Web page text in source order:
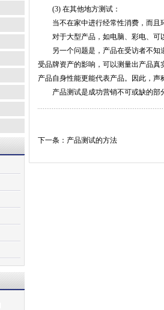
(3) 在其他地方测试：
当不在家中进行经常性消费，而且
对于大型产品，如电脑、彩电、可
另一个问题是，产品在受访者不知
受品牌资产的影响，可以测量出产品真
产品自身性能更能代表产品。因此，
产品测试是成功营销不可或缺的部
下一条：产品测试的方法